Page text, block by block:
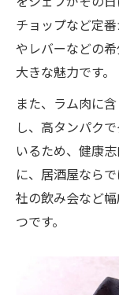
チョップなど定
やレバーなどの
大きな魅力です。
また、ラム肉に
し、高タンパク
いるため、健康
に、居酒屋なら
社の飲み会など
つです。